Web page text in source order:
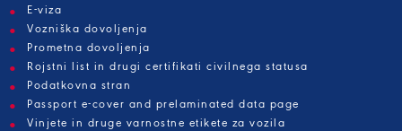
E-viza
Vozniška dovoljenja
Prometna dovoljenja
Rojstni list in drugi certifikati civilnega statusa
Podatkovna stran
Passport e-cover and prelaminated data page
Vinjete in druge varnostne etikete za vozila